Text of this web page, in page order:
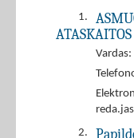
1.
Vardas:
2.